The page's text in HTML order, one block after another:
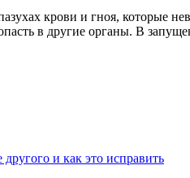
крови и гноя, которые
в другие органы. В
и как это исправить